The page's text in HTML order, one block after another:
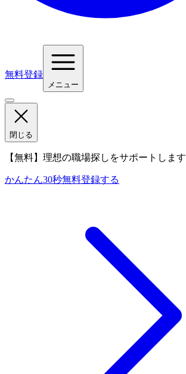
無料登録
メニュー
閉じる
【無料】理想の職場探しをサポートします
かんたん30秒無料登録する